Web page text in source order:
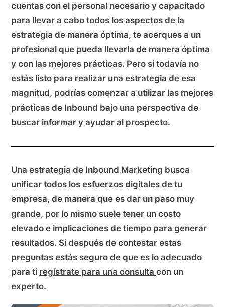
cuentas con el personal necesario y capacitado
para llevar a cabo todos los aspectos de la
estrategia de manera óptima, te acerques a un
profesional que pueda llevarla de manera óptima
y con las mejores prácticas. Pero si todavía no
estás listo para realizar una estrategia de esa
magnitud, podrías comenzar a utilizar las mejores
prácticas de Inbound bajo una perspectiva de
buscar informar y ayudar al prospecto.
Una estrategia de Inbound Marketing busca
unificar todos los esfuerzos digitales de tu
empresa, de manera que es dar un paso muy
grande, por lo mismo suele tener un costo
elevado e implicaciones de tiempo para generar
resultados. Si después de contestar estas
preguntas estás seguro de que es lo adecuado
para ti regístrate para una consulta con un
experto.